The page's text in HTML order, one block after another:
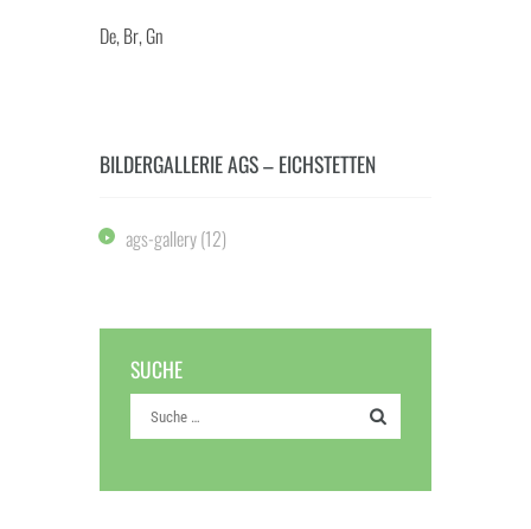
De, Br, Gn
BILDERGALLERIE AGS – EICHSTETTEN
ags-gallery(12)
SUCHE